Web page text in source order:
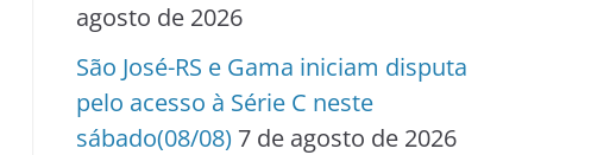
agosto de 2026
São José-RS e Gama iniciam disputa
pelo acesso à Série C neste
sábado(08/08) 7 de agosto de 2026